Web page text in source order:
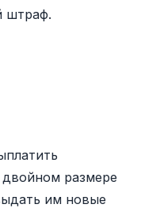
штраф.
размере
им новые